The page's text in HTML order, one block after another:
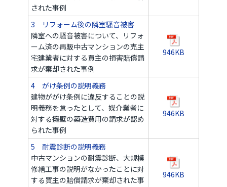
された事例
3 リフォーム後の隣室騒音被害
隣室への騒音被害について、リフォ
ーム済の再販中古マンションの売主
宅建業者に対する買主の損害賠償請
求が棄却された事例
946KB
4 がけ条例の説明義務
建物ががけ条例に違反することの説
明義務を怠ったとして、媒介業者に
対する擁壁の築造費用の請求が認め
られた事例
946KB
5 耐震診断の説明義務
中古マンションの耐震診断、大規模
修繕工事の説明がなかったことに対
する買主の賠償請求が棄却された事
946KB